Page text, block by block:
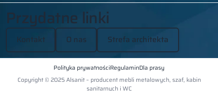
Przydatne linki
Kontakt O nas Strefa architekta
Polityka prywatnościRegulaminDla prasy
Copyright © 2025 Alsanit – producent mebli metalowych, szaf, kabin
sanitarnych i WC